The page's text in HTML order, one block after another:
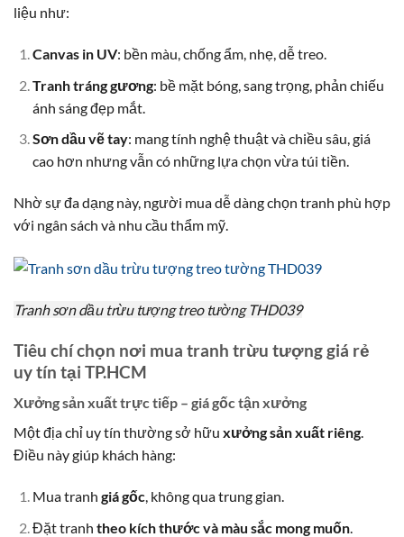
liệu như:
Canvas in UV: bền màu, chống ẩm, nhẹ, dễ treo.
Tranh tráng gương: bề mặt bóng, sang trọng, phản chiếu
ánh sáng đẹp mắt.
Sơn dầu vẽ tay: mang tính nghệ thuật và chiều sâu, giá
cao hơn nhưng vẫn có những lựa chọn vừa túi tiền.
Nhờ sự đa dạng này, người mua dễ dàng chọn tranh phù hợp
với ngân sách và nhu cầu thẩm mỹ.
Tranh sơn dầu trừu tượng treo tường THD039
Tiêu chí chọn nơi mua tranh trừu tượng giá rẻ
uy tín tại TP.HCM
Xưởng sản xuất trực tiếp – giá gốc tận xưởng
Một địa chỉ uy tín thường sở hữu xưởng sản xuất riêng.
Điều này giúp khách hàng:
Mua tranh giá gốc, không qua trung gian.
Đặt tranh theo kích thước và màu sắc mong muốn.